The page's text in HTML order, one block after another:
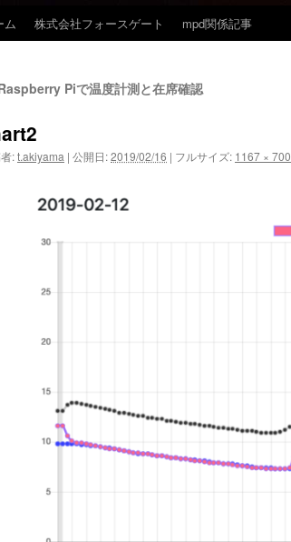
ム 株式会社フォースゲート mpd関係記事
Piで温度計測と在席確認
:t.akiyama | 公開日:2019/02/16 | フルサイズ: 1167 × 700